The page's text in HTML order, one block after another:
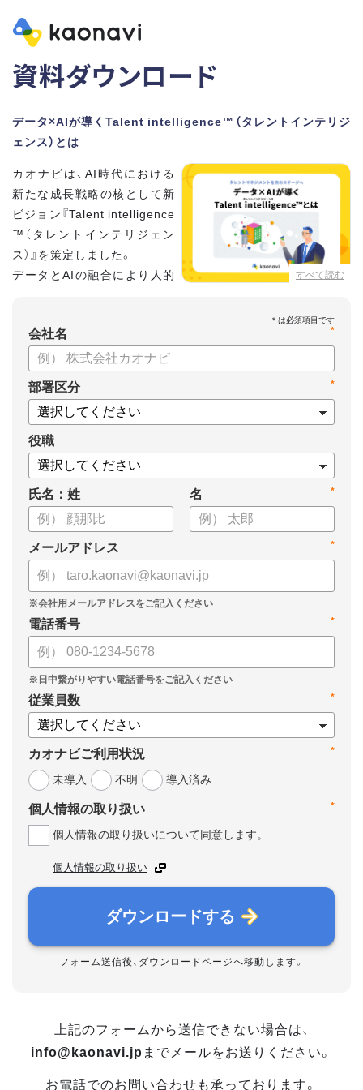
資料ダウンロード
データ×AIが導くTalent intelligence™（タレントインテリジ
ェンス）とは
すべて読む
カオナビは、AI時代における
新たな成長戦略の核として新
ビジョン『Talent intelligence
™（タレントインテリジェン
ス）』を策定しました。
データとAIの融合により人的
【資料の内容】
・新ビジョン「Talent intelligence™」実現へのロードマップ
・HRSaaS事業とHRSolution事業が循環する「Infinite Model」
・AI活用の土台、カオナビの「タレントマネジメント」でできる
こと
*
会社名
*
部署区分
役職
氏名：姓 *
名
*
メールアドレス
*
電話番号
*
従業員数
*
カオナビご利用状況
未導入
不明 導入済み
*
個人情報の取り扱い
個人情報の取り扱いについて同意します。
個人情報の取り扱い
ダウンロードする
フォーム送信後、ダウンロードページへ移動します。
上記のフォームから送信できない場合は、
info@kaonavi.jp までメールをお送りください。
お電話でのお問い合わせも承っております。